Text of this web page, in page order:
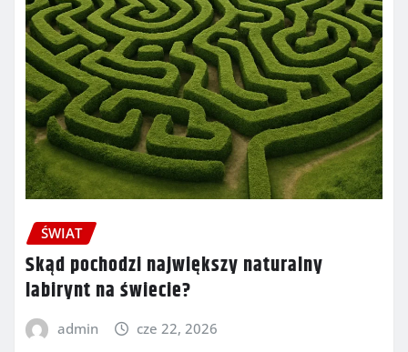
ŚWIAT
Skąd pochodzi największy naturalny
labirynt na świecie?
admin cze 22, 2026